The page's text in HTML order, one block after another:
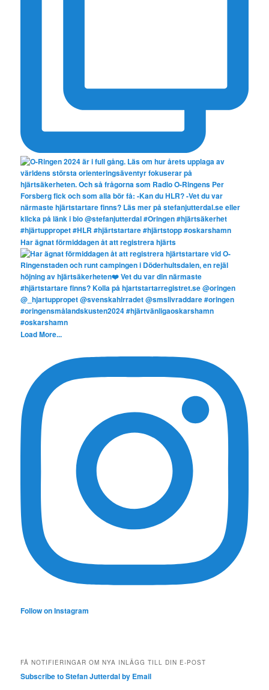
Har ägnat förmiddagen åt att registrera hjärts
Load More...
Follow on Instagram
FÅ NOTIFIERINGAR OM NYA INLÄGG TILL DIN E-POST
Subscribe to Stefan Jutterdal by Email